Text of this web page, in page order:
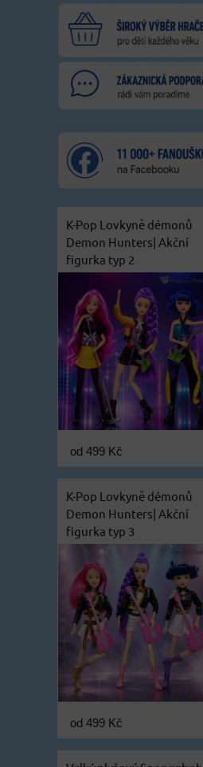
K-Pop Lovkyně démonů
Demon Hunters| Akční
figurka typ 2
od 499 Kč
K-Pop Lovkyně démonů
Demon Hunters| Akční
figurka typ 3
od 499 Kč